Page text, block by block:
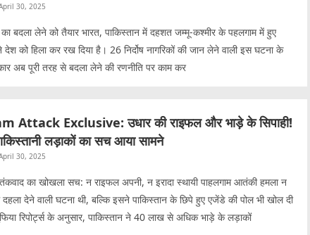
30, 2025
बदला लेने को तैयार भारत, पाकिस्तान में दहशत जम्मू-कश्मीर के पहलगाम में हुए
को हिला कर रख दिया है। 26 निर्दोष नागरिकों की जान लेने वाली इस घटना के
अब पूरी तरह से बदला लेने की रणनीति पर काम कर
Attack Exclusive: उधार की राइफल और भाड़े के सिपाही!
लड़ाकों का सच आया सामने
30, 2025
का खोखला सच: न राइफल अपनी, न इरादा स्थायी पाहलगाम आतंकी हमला न
देने वाली घटना थी, बल्कि इसने पाकिस्तान के छिपे हुए एजेंडे की पोल भी खोल दी
रिपोर्ट्स के अनुसार, पाकिस्तान ने 40 लाख से अधिक भाड़े के लड़ाकों